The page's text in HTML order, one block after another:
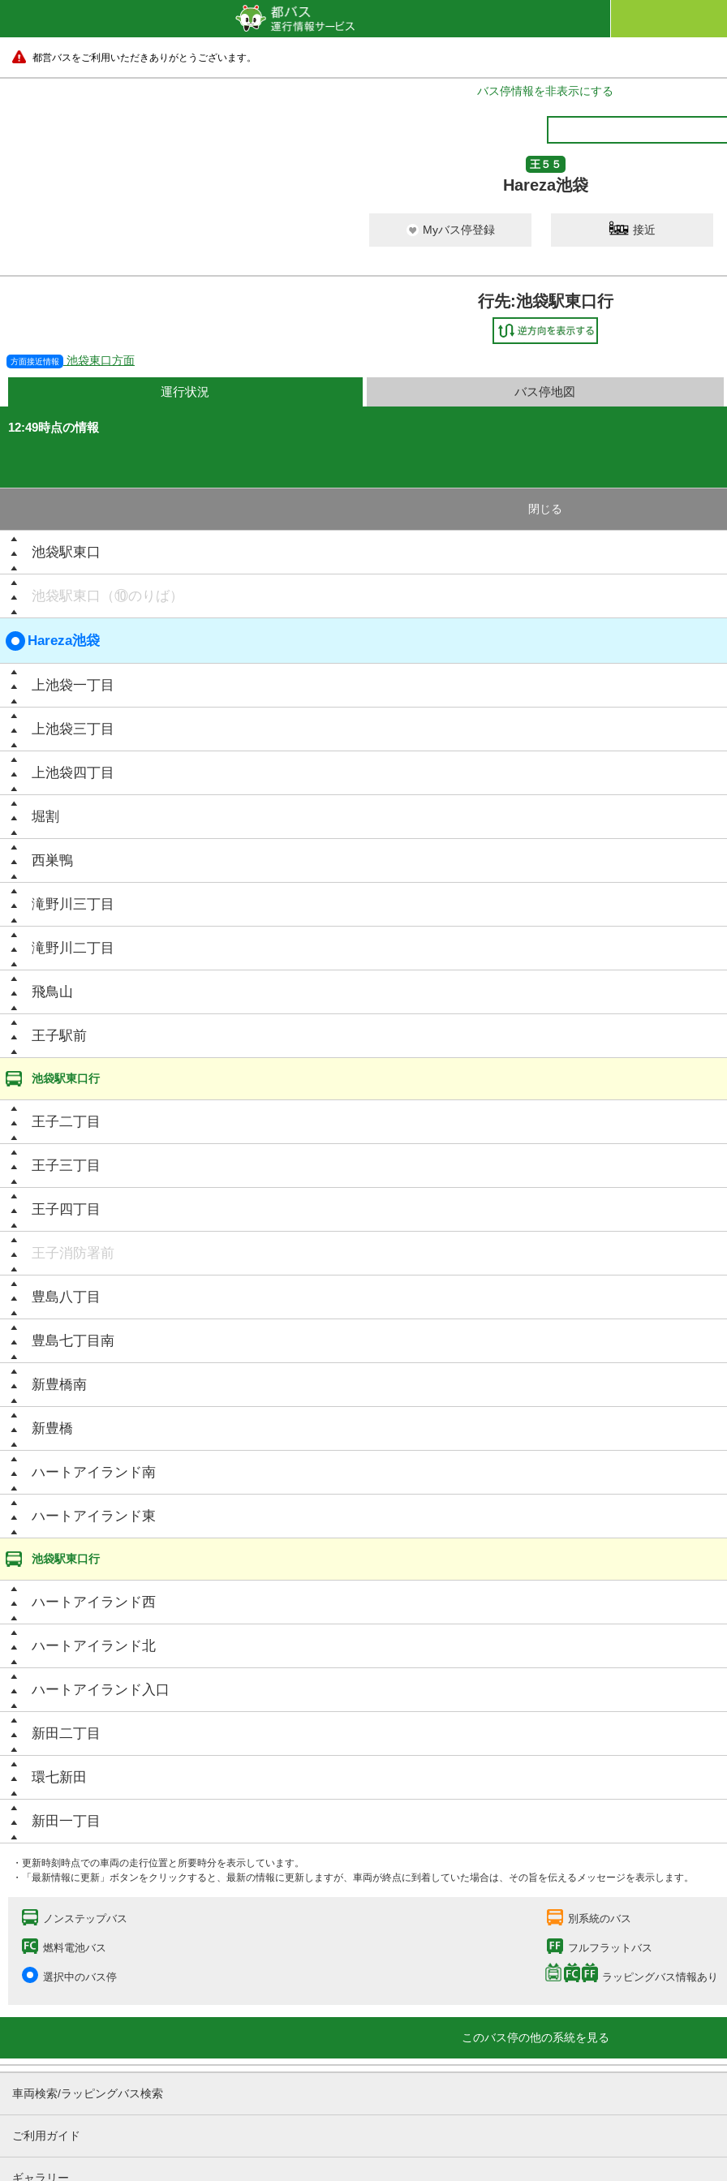
都営バスをご利用いただきありがとうございます。
バス停情報を非表示にする
王５５
Hareza池袋
Myバス停登録 接近
行先:池袋駅東口行
方面接近情報 池袋東口方面
運行状況 バス停地図
12:49時点の情報
閉じる
池袋駅東口
池袋駅東口（⑩のりば）
Hareza池袋
上池袋一丁目
上池袋三丁目
上池袋四丁目
堀割
西巣鴨
滝野川三丁目
滝野川二丁目
飛鳥山
王子駅前
池袋駅東口行
王子二丁目
王子三丁目
王子四丁目
王子消防署前
豊島八丁目
豊島七丁目南
新豊橋南
新豊橋
ハートアイランド南
ハートアイランド東
池袋駅東口行
ハートアイランド西
ハートアイランド北
ハートアイランド入口
新田二丁目
環七新田
新田一丁目
・更新時刻時点での車両の走行位置と所要時分を表示しています。
・「最新情報に更新」ボタンをクリックすると、最新の情報に更新しますが、車両が終点に到着していた場合は、その旨を伝えるメッセージを表示します。
ノンステップバス 別系統のバス
燃料電池バス フルフラットバス
選択中のバス停 ラッピングバス情報あり
このバス停の他の系統を見る
車両検索/ラッピングバス検索
ご利用ガイド
ギャラリー